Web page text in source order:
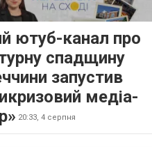
ютуб-канал про
спадщину
запустив
медіа-
20:33, 4 серпня